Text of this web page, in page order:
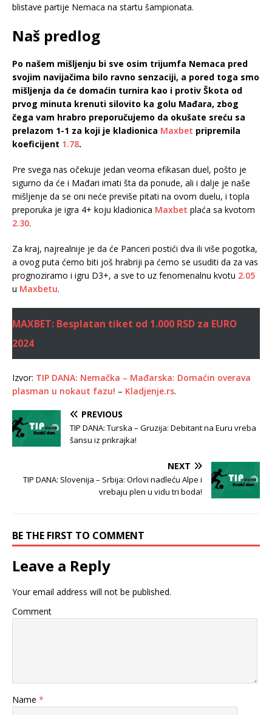
blistave partije Nemaca na startu šampionata.
Naš predlog
Po našem mišljenju bi sve osim trijumfa Nemaca pred
svojim navijačima bilo ravno senzaciji, a pored toga smo
mišljenja da će domaćin turnira kao i protiv Škota od
prvog minuta krenuti silovito ka golu Mađara, zbog
čega vam hrabro preporučujemo da okušate sreću sa
prelazom 1-1 za koji je kladionica Maxbet pripremila
koeficijent 1.78.
Pre svega nas očekuje jedan veoma efikasan duel, pošto je
sigurno da će i Mađari imati šta da ponude, ali i dalje je naše
mišljenje da se oni neće previše pitati na ovom duelu, i topla
preporuka je igra 4+ koju kladionica Maxbet plaća sa kvotom
2.30.
Za kraj, najrealnije je da će Panceri postići dva ili više pogotka,
a ovog puta ćemo biti još hrabriji pa ćemo se usuditi da za vas
prognoziramo i igru D3+, a sve to uz fenomenalnu kvotu 2.05
u Maxbetu.
MAXBET: Besplatan tiket od 1.000 RSD za EURO
2024
Izvor: TIP DANA: Nemačka – Mađarska: Domaćin overava
plasman u nokaut fazu! – Kladjenje.rs.
PREVIOUS
TIP DANA: Turska – Gruzija: Debitant na Euru vreba
šansu iz prikrajka!
NEXT
TIP DANA: Slovenija – Srbija: Orlovi nadleću Alpe i
vrebaju plen u vidu tri boda!
BE THE FIRST TO COMMENT
Leave a Reply
Your email address will not be published.
Comment
Name *